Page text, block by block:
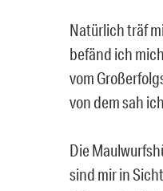
Natürlich träf
befänd ich
vom
von dem sah
Die
sind mir in